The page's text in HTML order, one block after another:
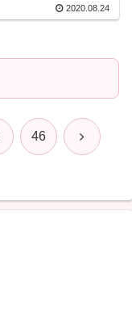
2020.08.24
46 次